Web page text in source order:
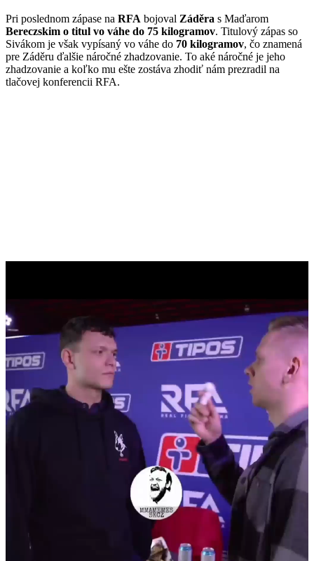
Pri poslednom zápase na RFA bojoval Záděra s Maďarom
Bereczskim o titul vo váhe do 75 kilogramov. Titulový zápas so
Sivákom je však vypísaný vo váhe do 70 kilogramov, čo znamená
pre Záděru ďalšie náročné zhadzovanie. To aké náročné je jeho
zhadzovanie a koľko mu ešte zostáva zhodiť nám prezradil na
tlačovej konferencii RFA.